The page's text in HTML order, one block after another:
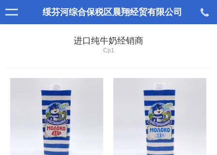
绥芬河综合保税区晨翔经贸有限公司
进口纯牛奶经销商
Cp1